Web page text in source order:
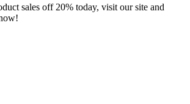
sales off 20% today, visit our site and